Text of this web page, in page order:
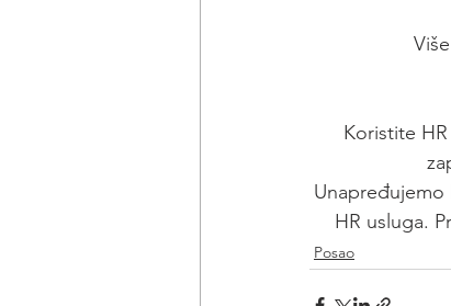
Koristite
Unapređujemo
HR usluga.
Posao